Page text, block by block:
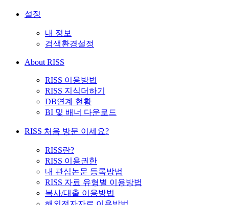
설정
내 정보
검색환경설정
About RISS
RISS 이용방법
RISS 지식더하기
DB연계 현황
BI 및 배너 다운로드
RISS 처음 방문 이세요?
RISS란?
RISS 이용권한
내 관심논문 등록방법
RISS 자료 유형별 이용방법
복사/대출 이용방법